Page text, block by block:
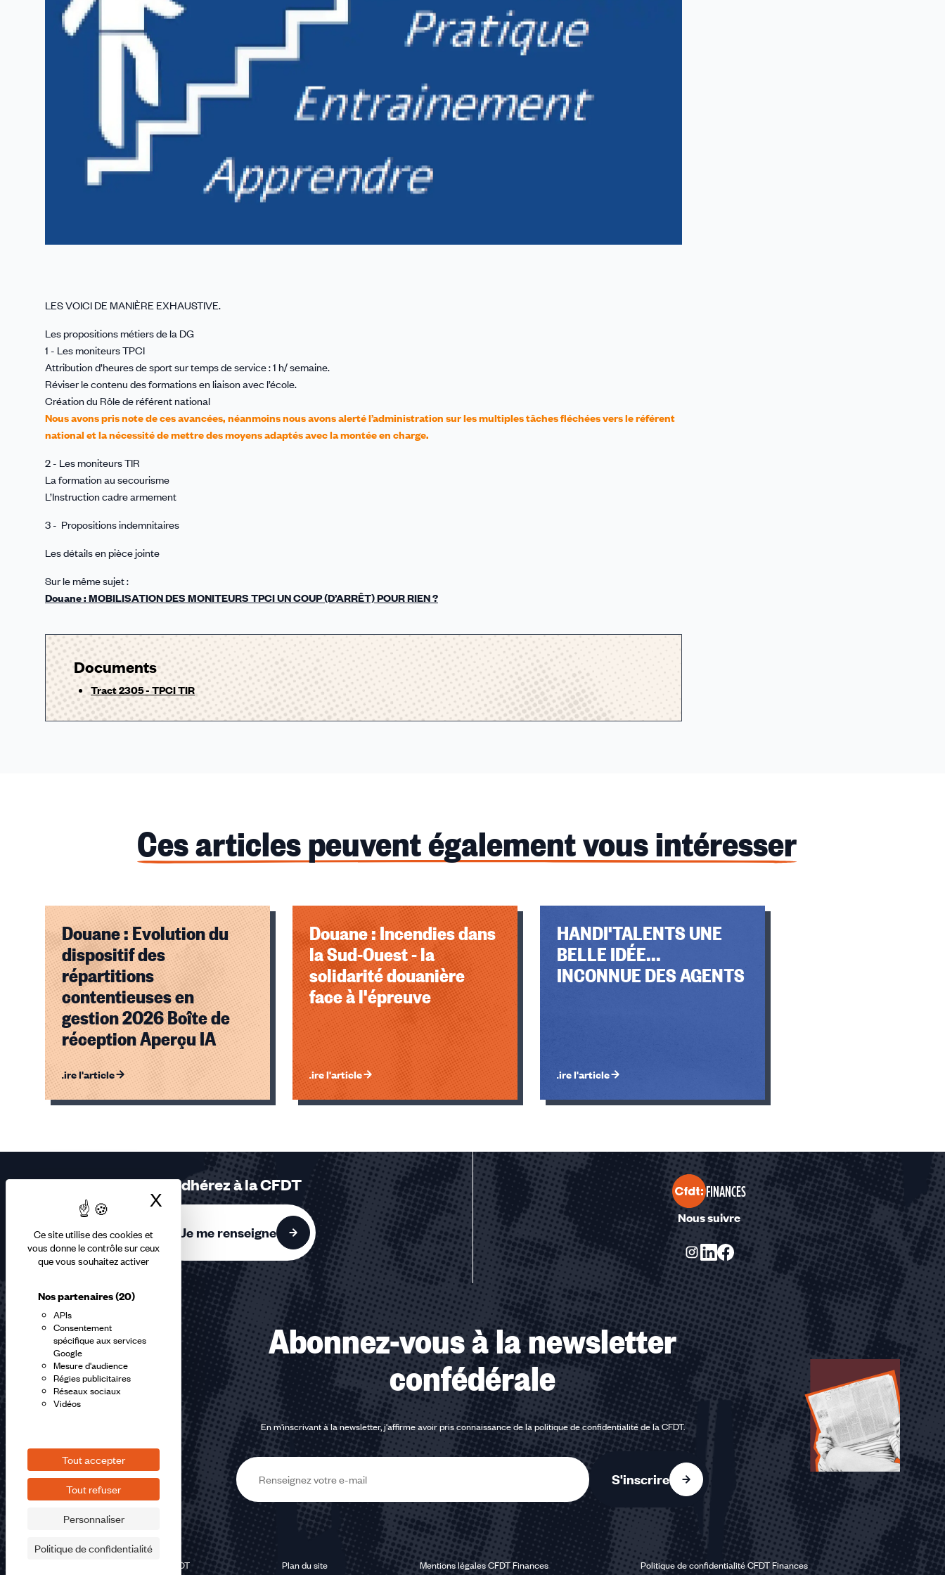
Ce site utilise des cookies et
vous donne le contrôle sur ceux
que vous souhaitez activer
Nos partenaires(20)
APIs
Consentement
spécifique aux services
Google
Mesure d'audience
Régies publicitaires
Réseaux sociaux
Vidéos
Tout accepter
Tout refuser
Personnaliser
Politique de confidentialité
X Masquer le bandeau des cookies
LES VOICI DE MANIÈRE EXHAUSTIVE.
Les propositions métiers de la DG
1 - Les moniteurs TPCI
Attribution d’heures de sport sur temps de service : 1 h/ semaine.
Réviser le contenu des formations en liaison avec l’école.
Création du Rôle de référent national
Nous avons pris note de ces avancées, néanmoins nous avons alerté l’administration sur les multiples tâches fléchées vers le référent
national et la nécessité de mettre des moyens adaptés avec la montée en charge.
2 - Les moniteurs TIR
La formation au secourisme
L’Instruction cadre armement
3 - Propositions indemnitaires
Les détails en pièce jointe
Sur le même sujet :
Douane : MOBILISATION DES MONITEURS TPCI UN COUP (D’ARRÊT) POUR RIEN ?
Documents
Tract 2305 - TPCI TIR
Ces articles peuvent également vous intéresser
Douane : Evolution du
dispositif des
répartitions
contentieuses en
gestion 2026 Boîte de
réception Aperçu IA
Lire l'article
Douane : Incendies dans
la Sud-Ouest - la
solidarité douanière
face à l'épreuve
Lire l'article
HANDI'TALENTS UNE
BELLE IDÉE...
INCONNUE DES AGENTS
Lire l'article
Éléments
accessibles
Adhérez à la CFDT
Je me renseigne
FINANCES
Nous suivre
Abonnez-vous à la newsletter
confédérale
En m'inscrivant à la newsletter, j'affirme avoir pris connaissance de lapolitique de confidentialité de la CFDT.
E-
mail
S'inscrire
©2026 CFDT Plan du site Mentions légales CFDT Finances Politique de confidentialité CFDT Finances